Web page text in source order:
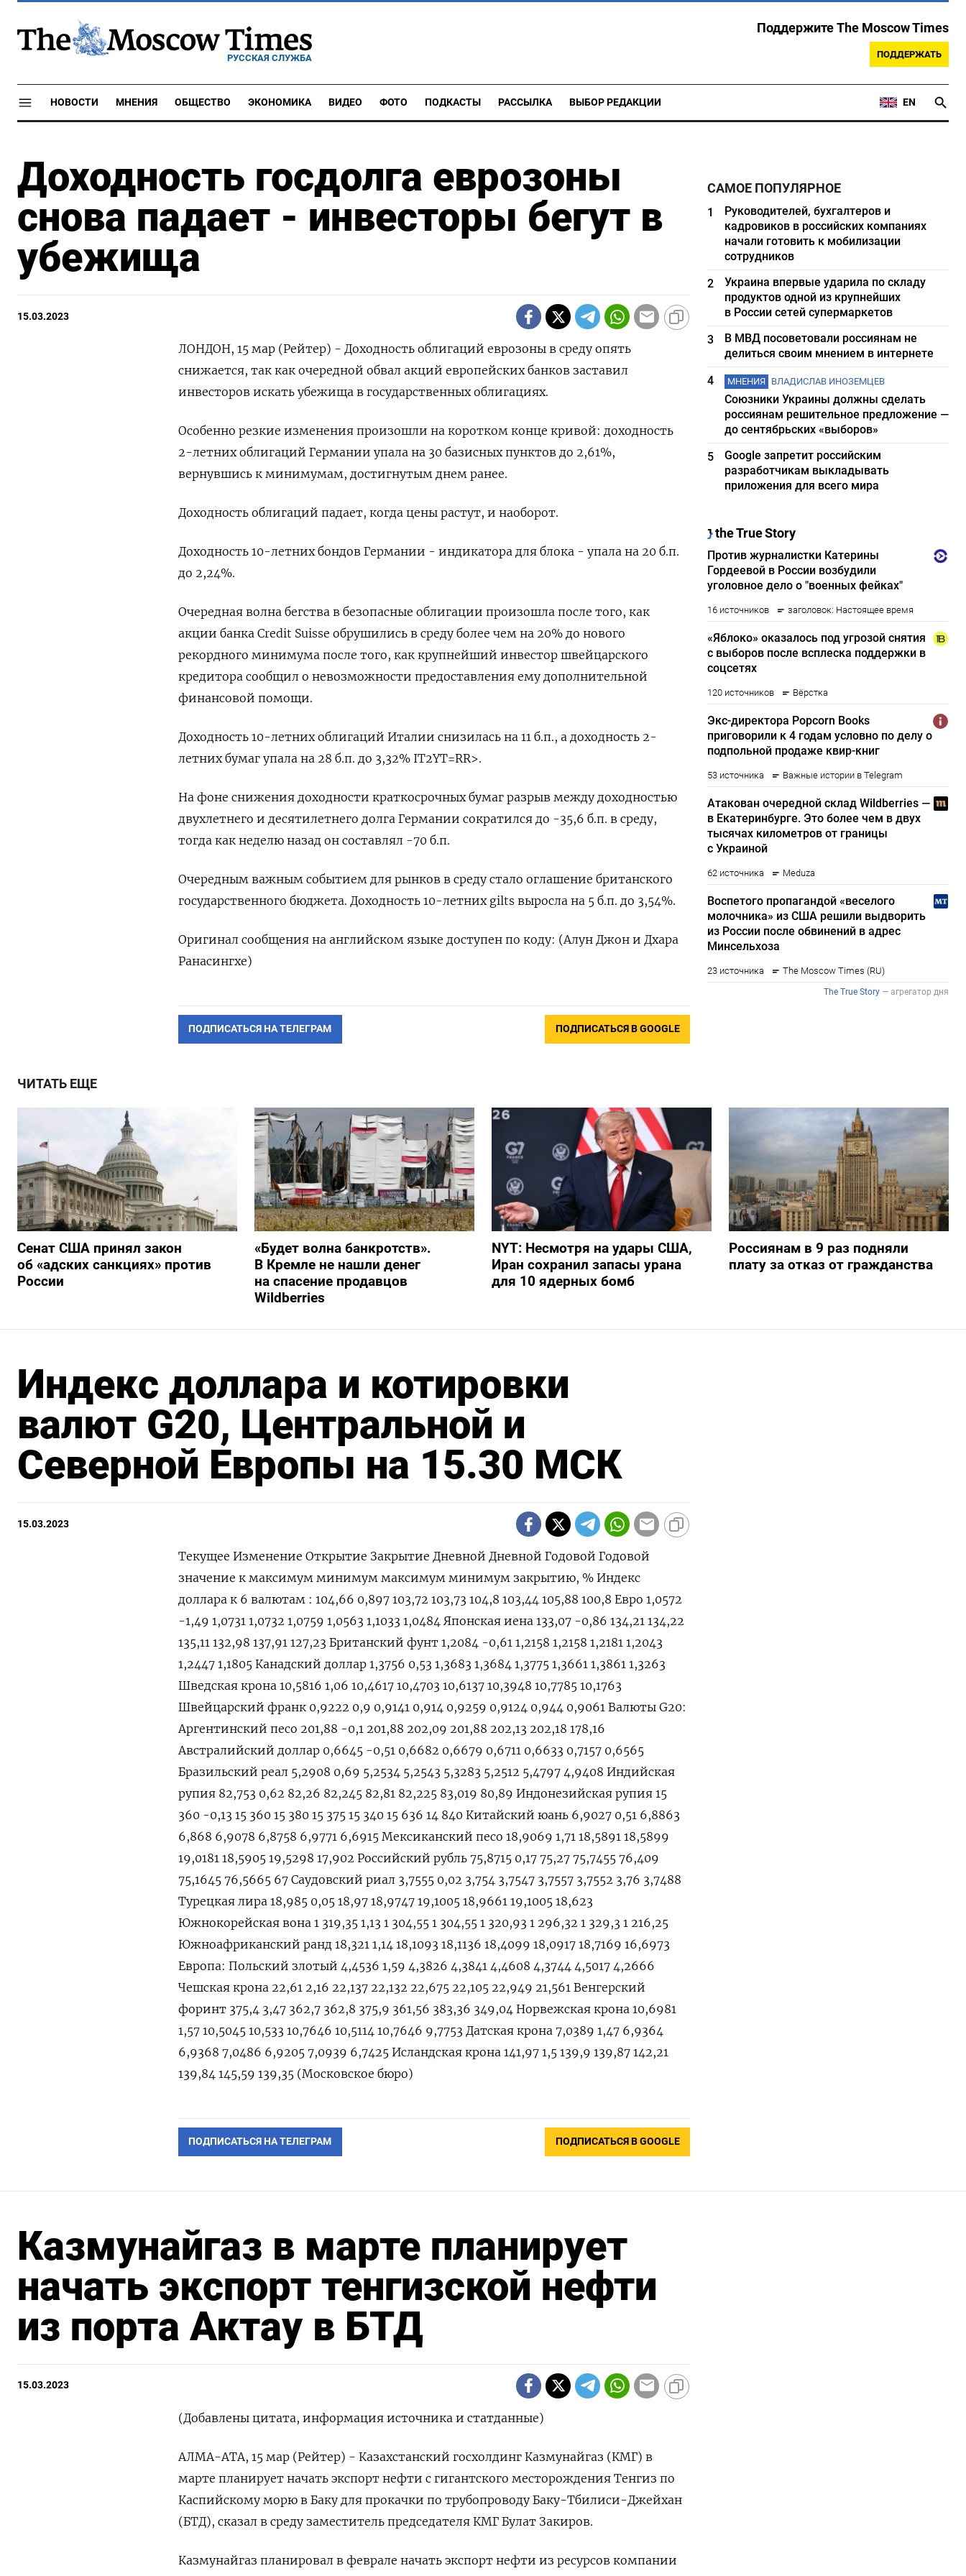
РУССКАЯ СЛУЖБА
Поддержите The Moscow Times
ПОДДЕРЖАТЬ
НОВОСТИ МНЕНИЯ ОБЩЕСТВО ЭКОНОМИКА ВИДЕО ФОТО ПОДКАСТЫ РАССЫЛКА ВЫБОР РЕДАКЦИИ EN
Доходность госдолга еврозоны
снова падает - инвесторы бегут в
убежища
15.03.2023
ЛОНДОН, 15 мар (Рейтер) - Доходность облигаций еврозоны в среду опять
снижается, так как очередной обвал акций европейских банков заставил
инвесторов искать убежища в государственных облигациях.
Особенно резкие изменения произошли на коротком конце кривой: доходность
2-летних облигаций Германии упала на 30 базисных пунктов до 2,61%,
вернувшись к минимумам, достигнутым днем ранее.
Доходность облигаций падает, когда цены растут, и наоборот.
Доходность 10-летних бондов Германии - индикатора для блока - упала на 20 б.п.
до 2,24%.
Очередная волна бегства в безопасные облигации произошла после того, как
акции банка Credit Suisse обрушились в среду более чем на 20% до нового
рекордного минимума после того, как крупнейший инвестор швейцарского
кредитора сообщил о невозможности предоставления ему дополнительной
финансовой помощи.
Доходность 10-летних облигаций Италии снизилась на 11 б.п., а доходность 2-
летних бумаг упала на 28 б.п. до 3,32% IT2YT=RR>.
На фоне снижения доходности краткосрочных бумаг разрыв между доходностью
двухлетнего и десятилетнего долга Германии сократился до -35,6 б.п. в среду,
тогда как неделю назад он составлял -70 б.п.
Очередным важным событием для рынков в среду стало оглашение британского
государственного бюджета. Доходность 10-летних gilts выросла на 5 б.п. до 3,54%.
Оригинал сообщения на английском языке доступен по коду: (Алун Джон и Дхара
Ранасингхе)
ПОДПИСАТЬСЯ НА ТЕЛЕГРАМ ПОДПИСАТЬСЯ В GOOGLE
САМОЕ ПОПУЛЯРНОЕ
1
Руководителей, бухгалтеров и
кадровиков в российских компаниях
начали готовить к мобилизации
сотрудников
2
Украина впервые ударила по складу
продуктов одной из крупнейших
в России сетей супермаркетов
3
В МВД посоветовали россиянам не
делиться своим мнением в интернете
4
МНЕНИЯ ВЛАДИСЛАВ ИНОЗЕМЦЕВ
Союзники Украины должны сделать
россиянам решительное предложение —
до сентябрьских «выборов»
5
Google запретит российским
разработчикам выкладывать
приложения для всего мира
ЧИТАТЬ ЕЩЕ
Сенат США принял закон
об «адских санкциях» против
России
«Будет волна банкротств».
В Кремле не нашли денег
на спасение продавцов
Wildberries
NYT: Несмотря на удары США,
Иран сохранил запасы урана
для 10 ядерных бомб
Россиянам в 9 раз подняли
плату за отказ от гражданства
Индекс доллара и котировки
валют G20, Центральной и
Северной Европы на 15.30 МСК
15.03.2023
Текущее Изменение Открытие Закрытие Дневной Дневной Годовой Годовой
значение к максимум минимум максимум минимум закрытию, % Индекс
доллара к 6 валютам : 104,66 0,897 103,72 103,73 104,8 103,44 105,88 100,8 Евро 1,0572
-1,49 1,0731 1,0732 1,0759 1,0563 1,1033 1,0484 Японская иена 133,07 -0,86 134,21 134,22
135,11 132,98 137,91 127,23 Британский фунт 1,2084 -0,61 1,2158 1,2158 1,2181 1,2043
1,2447 1,1805 Канадский доллар 1,3756 0,53 1,3683 1,3684 1,3775 1,3661 1,3861 1,3263
Шведская крона 10,5816 1,06 10,4617 10,4703 10,6137 10,3948 10,7785 10,1763
Швейцарский франк 0,9222 0,9 0,9141 0,914 0,9259 0,9124 0,944 0,9061 Валюты G20:
Аргентинский песо 201,88 -0,1 201,88 202,09 201,88 202,13 202,18 178,16
Австралийский доллар 0,6645 -0,51 0,6682 0,6679 0,6711 0,6633 0,7157 0,6565
Бразильский реал 5,2908 0,69 5,2534 5,2543 5,3283 5,2512 5,4797 4,9408 Индийская
рупия 82,753 0,62 82,26 82,245 82,81 82,225 83,019 80,89 Индонезийская рупия 15
360 -0,13 15 360 15 380 15 375 15 340 15 636 14 840 Китайский юань 6,9027 0,51 6,8863
6,868 6,9078 6,8758 6,9771 6,6915 Мексиканский песо 18,9069 1,71 18,5891 18,5899
19,0181 18,5905 19,5298 17,902 Российский рубль 75,8715 0,17 75,27 75,7455 76,409
75,1645 76,5665 67 Саудовский риал 3,7555 0,02 3,754 3,7547 3,7557 3,7552 3,76 3,7488
Турецкая лира 18,985 0,05 18,97 18,9747 19,1005 18,9661 19,1005 18,623
Южнокорейская вона 1 319,35 1,13 1 304,55 1 304,55 1 320,93 1 296,32 1 329,3 1 216,25
Южноафриканский ранд 18,321 1,14 18,1093 18,1136 18,4099 18,0917 18,7169 16,6973
Европа: Польский злотый 4,4536 1,59 4,3826 4,3841 4,4608 4,3744 4,5017 4,2666
Чешская крона 22,61 2,16 22,137 22,132 22,675 22,105 22,949 21,561 Венгерский
форинт 375,4 3,47 362,7 362,8 375,9 361,56 383,36 349,04 Норвежская крона 10,6981
1,57 10,5045 10,533 10,7646 10,5114 10,7646 9,7753 Датская крона 7,0389 1,47 6,9364
6,9368 7,0486 6,9205 7,0939 6,7425 Исландская крона 141,97 1,5 139,9 139,87 142,21
139,84 145,59 139,35 (Московское бюро)
ПОДПИСАТЬСЯ НА ТЕЛЕГРАМ ПОДПИСАТЬСЯ В GOOGLE
Казмунайгаз в марте планирует
начать экспорт тенгизской нефти
из порта Актау в БТД
15.03.2023
(Добавлены цитата, информация источника и статданные)
АЛМА-АТА, 15 мар (Рейтер) - Казахстанский госхолдинг Казмунайгаз (КМГ) в
марте планирует начать экспорт нефти с гигантского месторождения Тенгиз по
Каспийскому морю в Баку для прокачки по трубопроводу Баку-Тбилиси-Джейхан
(БТД), сказал в среду заместитель председателя КМГ Булат Закиров.
Казмунайгаз планировал в феврале начать экспорт нефти из ресурсов компании